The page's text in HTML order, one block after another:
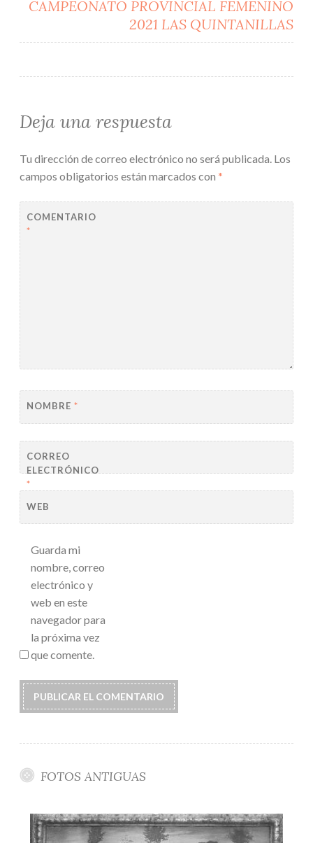
CAMPEONATO PROVINCIAL FEMENINO
2021 LAS QUINTANILLAS
Deja una respuesta
Tu dirección de correo electrónico no será publicada. Los
campos obligatorios están marcados con *
COMENTARIO
*
NOMBRE *
CORREO
ELECTRÓNICO
*
WEB
Guarda mi
nombre, correo
electrónico y
web en este
navegador para
la próxima vez
que comente.
FOTOS ANTIGUAS